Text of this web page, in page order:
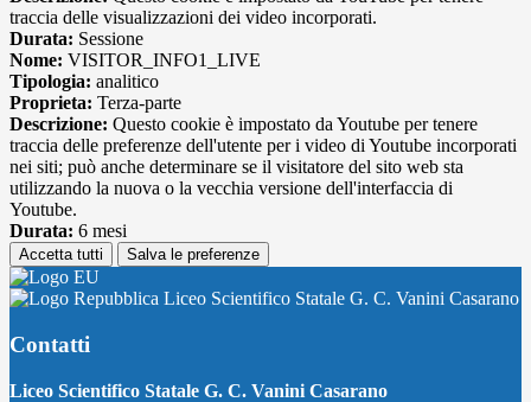
traccia delle visualizzazioni dei video incorporati.
Durata: Sessione
Nome: VISITOR_INFO1_LIVE
Tipologia: analitico
Proprieta: Terza-parte
Descrizione: Questo cookie è impostato da Youtube per tenere
traccia delle preferenze dell'utente per i video di Youtube incorporati
nei siti; può anche determinare se il visitatore del sito web sta
utilizzando la nuova o la vecchia versione dell'interfaccia di
Youtube.
Durata: 6 mesi
Accetta tutti Salva le preferenze
Liceo Scientifico Statale G. C. Vanini Casarano
Contatti
Liceo Scientifico Statale G. C. Vanini Casarano